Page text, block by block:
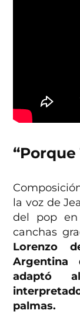
“Porque
la voz de
del pop
canchas
Lorenzo
Argentina
adaptó
palmas.